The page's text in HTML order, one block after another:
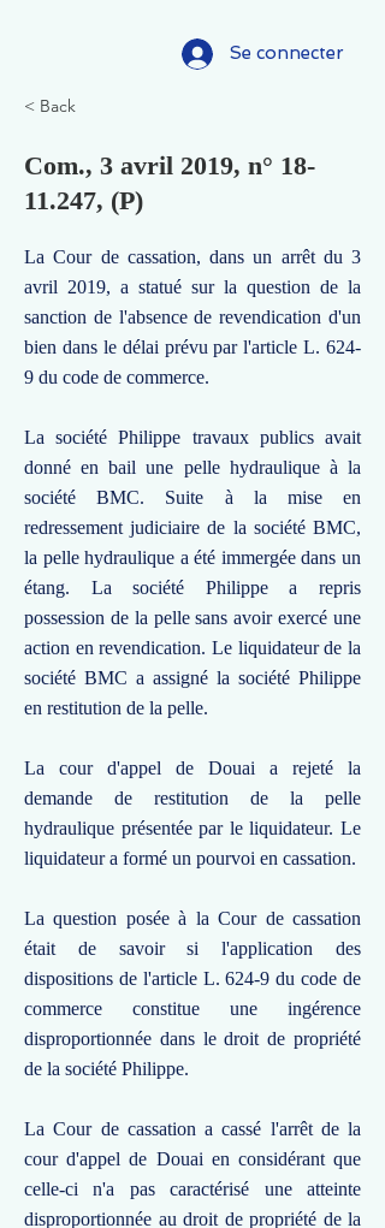
Se connecter
< Back
Com., 3 avril 2019, n° 18-
11.247, (P)
La Cour de cassation, dans un arrêt du 3
avril 2019, a statué sur la question de la
sanction de l'absence de revendication d'un
bien dans le délai prévu par l'article L. 624-
9 du code de commerce.
La société Philippe travaux publics avait
donné en bail une pelle hydraulique à la
société BMC. Suite à la mise en
redressement judiciaire de la société BMC,
la pelle hydraulique a été immergée dans un
étang. La société Philippe a repris
possession de la pelle sans avoir exercé une
action en revendication. Le liquidateur de la
société BMC a assigné la société Philippe
en restitution de la pelle.
La cour d'appel de Douai a rejeté la
demande de restitution de la pelle
hydraulique présentée par le liquidateur. Le
liquidateur a formé un pourvoi en cassation.
La question posée à la Cour de cassation
était de savoir si l'application des
dispositions de l'article L. 624-9 du code de
commerce constitue une ingérence
disproportionnée dans le droit de propriété
de la société Philippe.
La Cour de cassation a cassé l'arrêt de la
cour d'appel de Douai en considérant que
celle-ci n'a pas caractérisé une atteinte
disproportionnée au droit de propriété de la